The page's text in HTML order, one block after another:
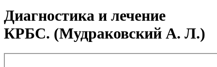
Диагностика и лечение
КРБС. (Мудраковский А. Л.)